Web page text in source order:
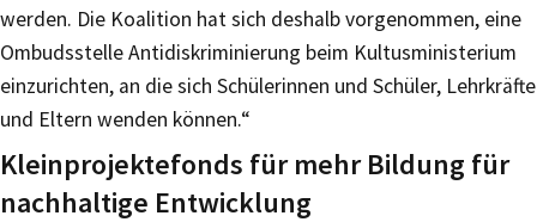
werden. Die Koalition hat sich deshalb vorgenommen, eine
Ombudsstelle Antidiskriminierung beim Kultusministerium
einzurichten, an die sich Schülerinnen und Schüler, Lehrkräfte
und Eltern wenden können.“
Kleinprojektefonds für mehr Bildung für
nachhaltige Entwicklung